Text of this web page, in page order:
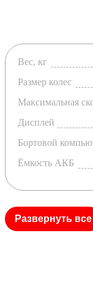
Вес, кг
Размер колес
Максимальная
Дисплей
Бортовой
Ёмкость АКБ
Развернуть все